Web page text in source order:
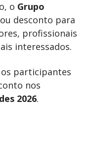
o Grupo
desconto para
profissionais
interessados.
os participantes
nos
2026.